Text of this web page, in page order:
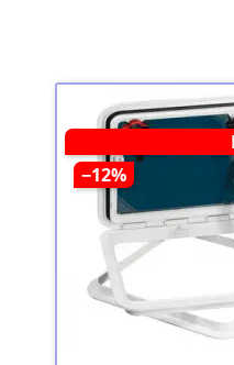
−12%